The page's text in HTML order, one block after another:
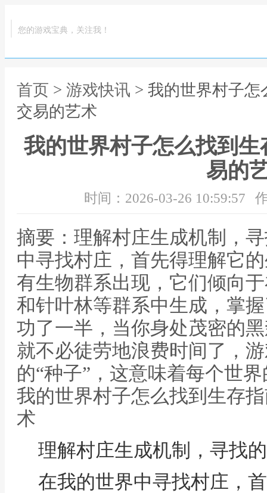
您的游戏宝典，关注我！
首页 > 游戏快讯 > 我的世界村子
交易的艺术
我的世界村子怎么找到
易的
时间：2026-03-26 10:59:57
摘要：理解村庄生成机制，
中寻找村庄，首先得理解它
有生物群系出现，它们倾向
和针叶林等群系中生成，掌
功了一半，当你身处茂密的
就不必徒劳地浪费时间了，
的“种子”，这意味着每个世
我的世界村子怎么找到生存
术
理解村庄生成机制，寻找
在我的世界中寻找村庄，